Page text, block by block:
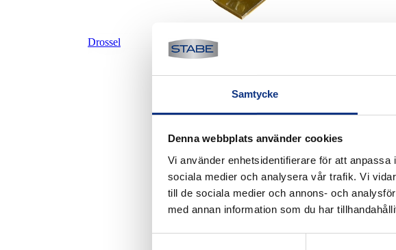
Samtycke
Denna webbplats använder cookies
Vi använder enhetsidentifierare för att
sociala medier och analysera vår trafik. Vi
till de sociala medier och annons- och
med annan information som du har
Drossel